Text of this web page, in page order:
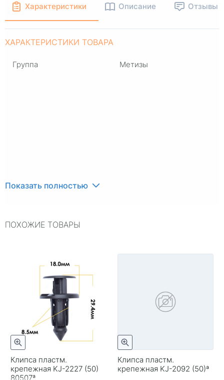
Характеристики Описание Отзывы
ХАРАКТЕРИСТИКИ ТОВАРА
Группа Метизы
Показать полностью
ПОХОЖИЕ ТОВАРЫ
Клипса пластм.
крепежная KJ-2227 (50)
80507ª
Клипса пластм.
крепежная KJ-2092 (50)ª